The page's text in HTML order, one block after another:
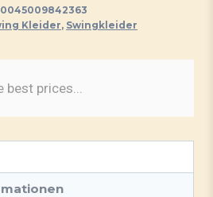
Kleider, Swingkleider